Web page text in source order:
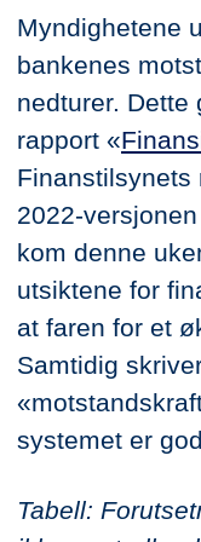
Myndighetene
bankenes
nedturer. Dette
rapport «
Finanstilsynets
2022-
kom denne
utsiktene for
at faren for et
Samtidig
systemet er
Tabell: